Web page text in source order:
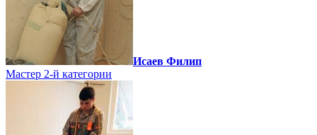
Исаев Филип
Мастер 2-й категории